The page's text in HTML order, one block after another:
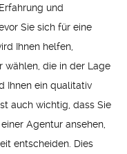
und
Sie sich für eine
Ihnen helfen,
wählen, die in der Lage
Ihnen ein qualitativ
auch wichtig, dass Sie
Agentur ansehen,
entscheiden. Dies